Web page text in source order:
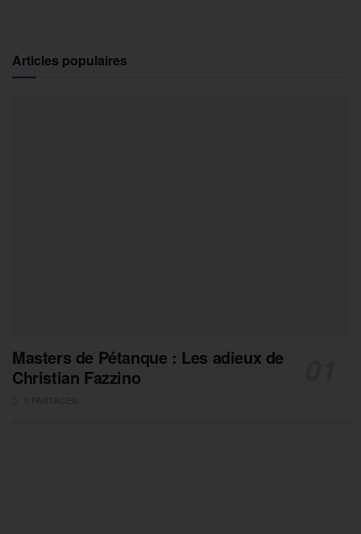
Articles populaires
Masters de Pétanque : Les adieux de
Christian Fazzino